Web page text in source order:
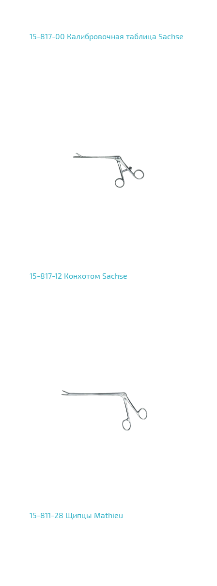
15-817-00 Калибровочная таблица Sachse
15-817-12 Конхотом Sachse
15-811-28 Щипцы Mathieu